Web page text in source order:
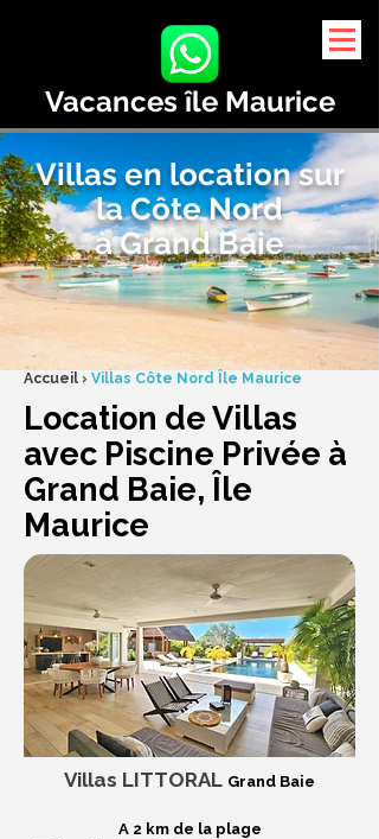
Vacances île Maurice
Villas en location sur
la Côte Nord
à Grand Baie
Accueil › Villas Côte Nord Île Maurice
Location de Villas
avec Piscine Privée à
Grand Baie, Île
Maurice
Villas LITTORAL Grand Baie
A 2 km de la plage